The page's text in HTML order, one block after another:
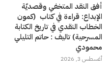
أفق النقد المتخفي وقصديّة
الإبداع: قراءة في كتاب (كمون
الخطاب النقدي في تاريخ الكتابة
المسرحية) تاليف : حاتم التليلي
محمودي
أغسطس 3, 2026